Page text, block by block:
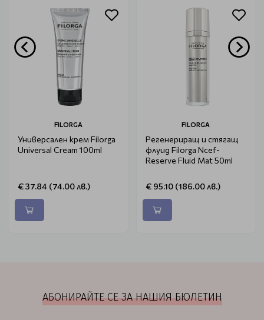
FILORGA
Универсален крем Filorga
Universal Cream 100ml
€ 37.84 (74.00 лв.)
FILORGA
Регенериращ и стягащ
флуид Filorga Ncef-
Reserve Fluid Mat 50ml
€ 95.10 (186.00 лв.)
АБОНИРАЙТЕ СЕ ЗА НАШИЯ БЮЛЕТИН